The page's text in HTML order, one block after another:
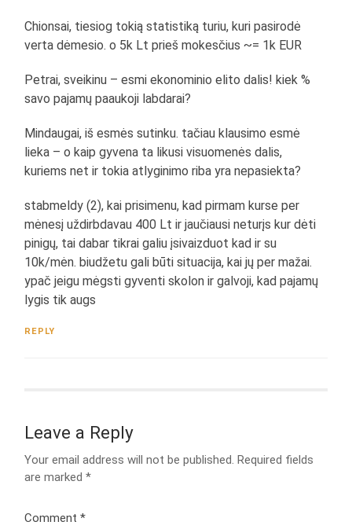
Chionsai, tiesiog tokią statistiką turiu, kuri pasirodė
verta dėmesio. o 5k Lt prieš mokesčius ~= 1k EUR
Petrai, sveikinu – esmi ekonominio elito dalis! kiek %
savo pajamų paaukoji labdarai?
Mindaugai, iš esmės sutinku. tačiau klausimo esmė
lieka – o kaip gyvena ta likusi visuomenės dalis,
kuriems net ir tokia atlyginimo riba yra nepasiekta?
stabmeldy (2), kai prisimenu, kad pirmam kurse per
mėnesį uždirbdavau 400 Lt ir jaučiausi neturįs kur dėti
pinigų, tai dabar tikrai galiu įsivaizduot kad ir su
10k/mėn. biudžetu gali būti situacija, kai jų per mažai.
ypač jeigu mėgsti gyventi skolon ir galvoji, kad pajamų
lygis tik augs
REPLY
Leave a Reply
Your email address will not be published. Required fields
are marked*
Comment*